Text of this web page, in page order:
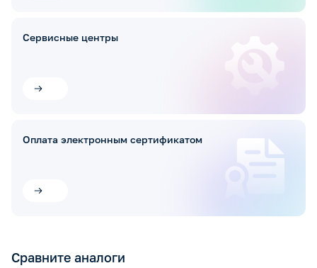
Сервисные центры
Оплата электронным сертификатом
Сравните аналоги